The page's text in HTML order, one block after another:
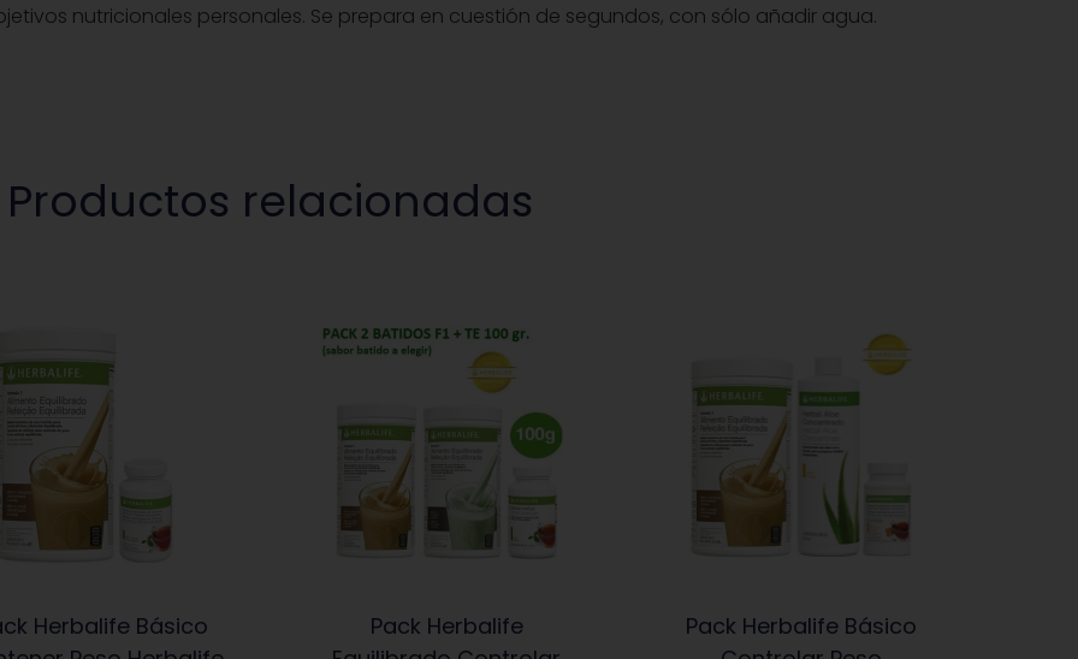
nutricionales personales. Se prepara en cuestión de segundos, con sólo añadir agua.
Productos relacionadas
Herbalife Básico
Pack Herbalife
Pack Herbalife Básico